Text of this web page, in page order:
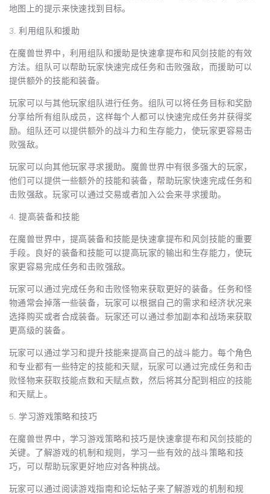
地图上的提示来快速找到目标。
3. 利用组队和援助
在魔兽世界中，利用组队和援助是快速拿提布和风剑技能的有效
方法。组队可以帮助玩家快速完成任务和击败强敌，而援助可以
提供额外的技能和装备。
玩家可以与其他玩家组队进行任务。组队可以将任务目标和奖励
分享给所有组队成员，这样每个人都可以快速完成任务并获得奖
励。组队还可以提供额外的战斗力和生存能力，使玩家更容易击
败强敌。
玩家可以向其他玩家寻求援助。魔兽世界中有很多强大的玩家，
他们可以提供一些额外的技能和装备，帮助玩家快速完成任务和
击败强敌。玩家可以通过交易或者加入公会来寻求援助。
4. 提高装备和技能
在魔兽世界中，提高装备和技能是快速拿提布和风剑技能的重要
手段。良好的装备和技能可以提高玩家的输出和生存能力，使玩
家更容易完成任务和击败强敌。
玩家可以通过完成任务和击败怪物来获取更好的装备。任务和怪
物通常会掉落一些装备，玩家可以根据自己的需求和经济状况来
选择购买或者合成装备。玩家还可以通过参加副本和战场来获取
更高级的装备。
玩家可以通过学习和提升技能来提高自己的战斗能力。每个角色
和专业都有一些特定的技能和天赋，玩家可以通过完成任务和击
败怪物来获取技能点数和天赋点数，然后将其分配到相应的技能
和天赋上。
5. 学习游戏策略和技巧
在魔兽世界中，学习游戏策略和技巧是快速拿提布和风剑技能的
关键。了解游戏的机制和规则，学习一些有效的战斗策略和技
巧，可以帮助玩家更好地应对各种挑战。
玩家可以通过阅读游戏指南和论坛帖子来了解游戏的机制和规